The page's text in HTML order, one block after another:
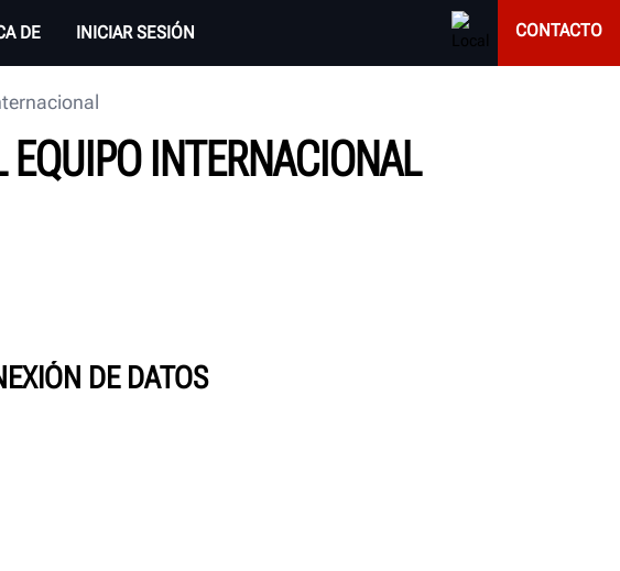
DE INICIAR SESIÓN CONTACTO
INTERNACIONAL
DE DATOS